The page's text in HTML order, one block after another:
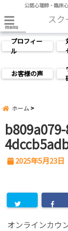
公認心理師・臨床
menu
プロフィー
ル
お客様の声
ホーム
2025年5月23日
オンラインカウ